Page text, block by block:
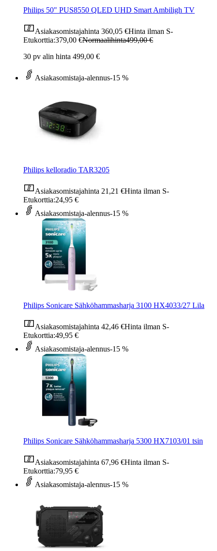
Philips 50" PUS8550 QLED UHD Smart Ambiligh TV
Asiakasomistajahinta 360,05 €Hinta ilman S-
Etukorttia:379,00 €Normaalihinta499,00 €
30 pv alin hinta 499,00 €
Asiakasomistaja-alennus-15 %
Philips kelloradio TAR3205
Asiakasomistajahinta 21,21 €Hinta ilman S-
Etukorttia:24,95 €
Asiakasomistaja-alennus-15 %
Philips Sonicare Sähköhammasharja 3100 HX4033/27 Lila
Asiakasomistajahinta 42,46 €Hinta ilman S-
Etukorttia:49,95 €
Asiakasomistaja-alennus-15 %
Philips Sonicare Sähköhammasharja 5300 HX7103/01 tsin
Asiakasomistajahinta 67,96 €Hinta ilman S-
Etukorttia:79,95 €
Asiakasomistaja-alennus-15 %